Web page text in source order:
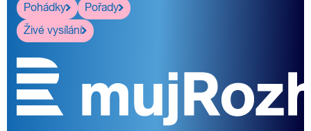
Pohádky
Pořady
Živé vysílání